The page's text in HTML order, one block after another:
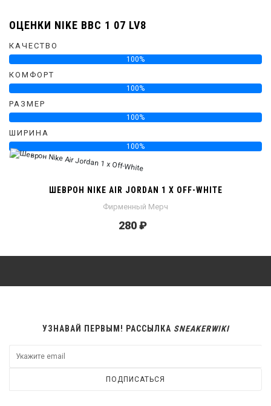
ОЦЕНКИ NIKE ВВС 1 07 LV8
КАЧЕСТВО
100%
КОМФОРТ
100%
РАЗМЕР
100%
ШИРИНА
100%
ШЕВРОН NIKE AIR JORDAN 1 X OFF-WHITE
Фирменный Мерч
280 ₽
УЗНАВАЙ ПЕРВЫМ! РАССЫЛКА SNEAKERWIKI
ПОДПИСАТЬСЯ